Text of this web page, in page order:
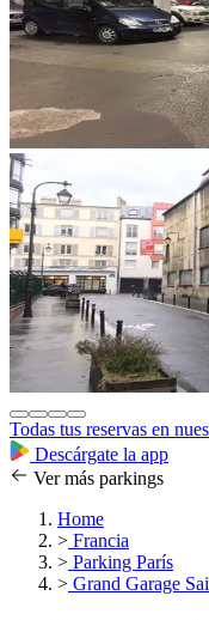
Todas tus reservas en
Descárgate la app
Ver más parkings
Home
> Francia
> Parking París
> Grand Garage